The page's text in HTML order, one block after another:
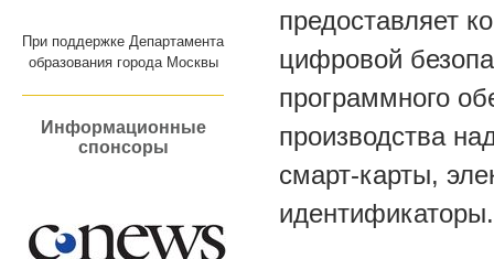
При поддержке Департамента
образования города Москвы
Информационные
спонсоры
предоставляет
цифровой
программного
производства
смарт-карты,
идентификаторы.